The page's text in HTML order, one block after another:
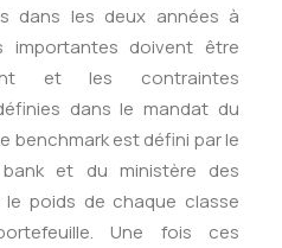
dans les deux années à
importantes doivent être
et les contraintes
dans le mandat du
benchmark est défini par le
et du ministère des
le poids de chaque classe
Une fois ces